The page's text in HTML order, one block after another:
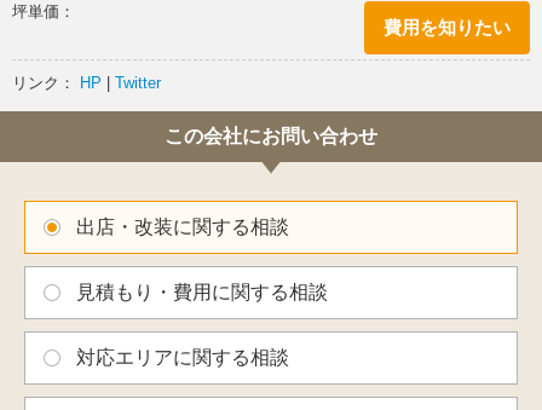
坪単価：
費用を知りたい
リンク： HP | Twitter
この会社にお問い合わせ
出店・改装に関する相談
見積もり・費用に関する相談
対応エリアに関する相談